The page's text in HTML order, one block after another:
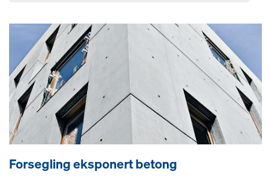
Forsegling eksponert betong